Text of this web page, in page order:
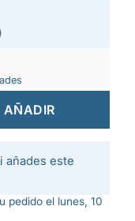
AÑADIR
añades este
pedido el lunes, 10